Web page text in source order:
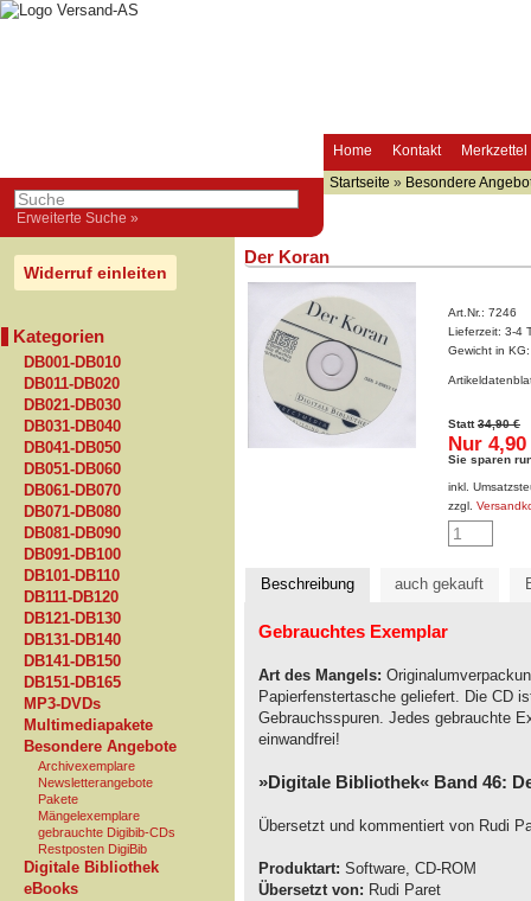
Home Kontakt Merkzettel
Erweiterte Suche »
Startseite » Besondere
Widerruf einleiten
Kategorien
DB001-DB010
DB011-DB020
DB021-DB030
DB031-DB040
DB041-DB050
DB051-DB060
DB061-DB070
DB071-DB080
DB081-DB090
DB091-DB100
DB101-DB110
DB111-DB120
DB121-DB130
DB131-DB140
DB141-DB150
DB151-DB165
MP3-DVDs
Multimediapakete
Besondere Angebote
Archivexemplare
Newsletterangebote
Pakete
Mängelexemplare
gebrauchte Digibib-CDs
Restposten DigiBib
Digitale Bibliothek
eBooks
Der Koran
Art.Nr.: 7246
Lieferzeit: 3-4
Gewicht in
Statt34,90 €
Nur 4,90
Sie sparen
inkl.
zzgl.
Beschreibung auch gekauft
Gebrauchtes Exemplar
Art des Mangels:
Papierfenstertasche geliefert. Die CD
Gebrauchsspuren. Jedes gebrauchte
einwandfrei!
»Digitale Bibliothek« Band 46:
Übersetzt und kommentiert von Rudi
Produktart: Software, CD-ROM
Übersetzt von: Rudi Paret